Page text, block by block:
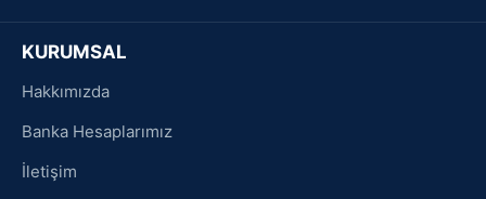
KURUMSAL
Hakkımızda
Banka Hesaplarımız
İletişim